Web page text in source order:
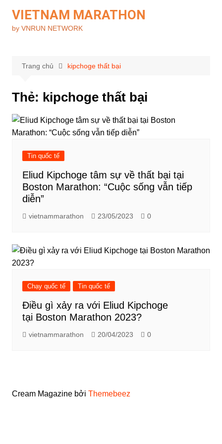
phần
VIETNAM MARATHON
by VNRUN NETWORK
Trang chủ kipchoge thất bại
Thẻ: kipchoge thất bại
Tin quốc tế
Eliud Kipchoge tâm sự về thất bại tại
Boston Marathon: “Cuộc sống vẫn tiếp
diễn”
vietnammarathon 23/05/2023 0
Chạy quốc tế Tin quốc tế
Điều gì xảy ra với Eliud Kipchoge
tại Boston Marathon 2023?
vietnammarathon 20/04/2023 0
Cream Magazine bởi Themebeez